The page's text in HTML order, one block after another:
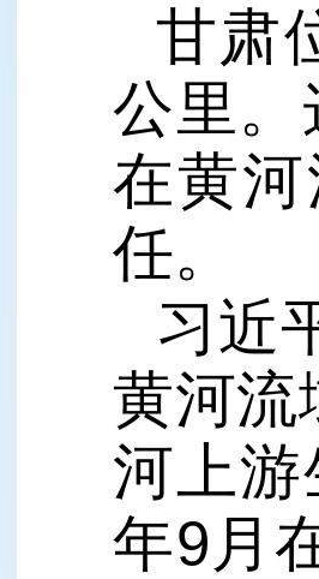
甘肃
公里。
在黄
任。
习近
黄河流
河上游
年9月